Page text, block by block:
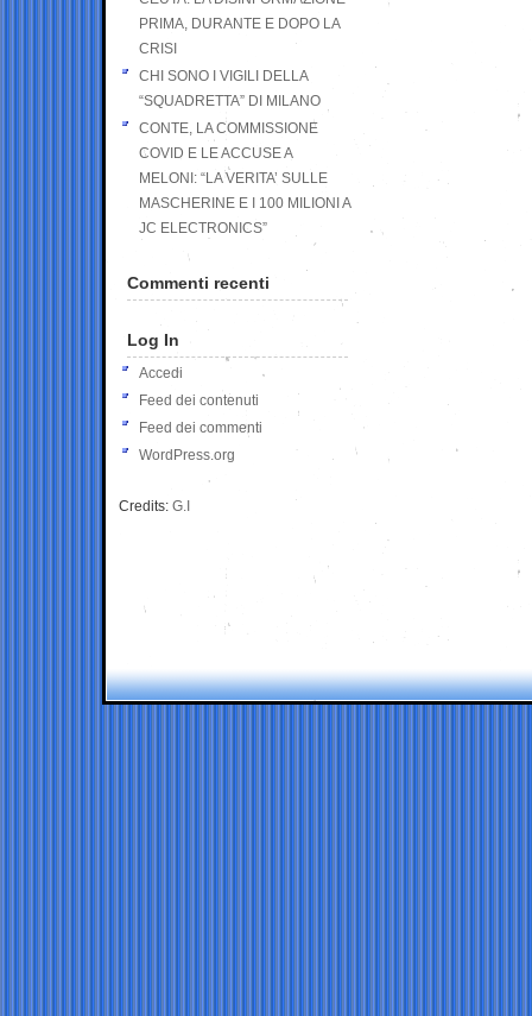
PRIMA, DURANTE E DOPO LA
CRISI
CHI SONO I VIGILI DELLA
“SQUADRETTA” DI MILANO
CONTE, LA COMMISSIONE
COVID E LE ACCUSE A
MELONI: “LA VERITA’ SULLE
MASCHERINE E I 100 MILIONI A
JC ELECTRONICS”
Commenti recenti
Log In
Accedi
Feed dei contenuti
Feed dei commenti
WordPress.org
Credits: G.I